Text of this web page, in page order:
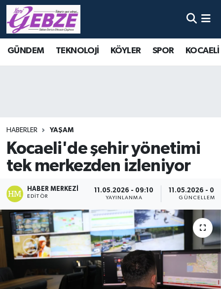
GÜNDEM TEKNOLOJİ KÖYLER SPOR
HABERLER YAŞAM
Kocaeli'de şehir yönetimi
tek merkezden izleniyor
HABER MERKEZI
EDITÖR
11.05.2026 - 09:10
YAYINLANMA
11.05.2026 -
GÜNCELLEME
Nöbetçi Eczaneler
Tüm Manşetler
Son Dakika Haberleri
Haber Arşivi